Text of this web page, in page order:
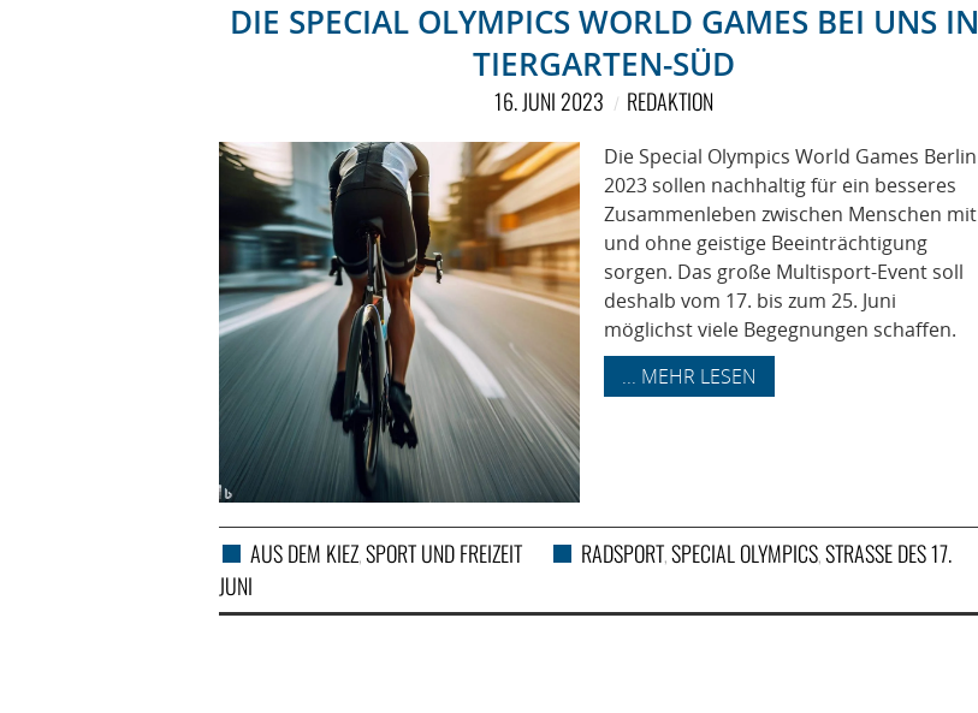
DIE SPECIAL OLYMPICS WORLD GAMES BEI UNS IN
TIERGARTEN-SÜD
16. JUNI 2023 REDAKTION
Die Special Olympics World Games Berlin
2023 sollen nachhaltig für ein besseres
Zusammenleben zwischen Menschen mit
und ohne geistige Beeinträchtigung
sorgen. Das große Multisport-Event soll
deshalb vom 17. bis zum 25. Juni
möglichst viele Begegnungen schaffen.
... MEHR LESEN
AUS DEM KIEZ,SPORT UND FREIZEIT RADSPORT,SPECIAL OLYMPICS,STRASSE DES 17. J
UNI